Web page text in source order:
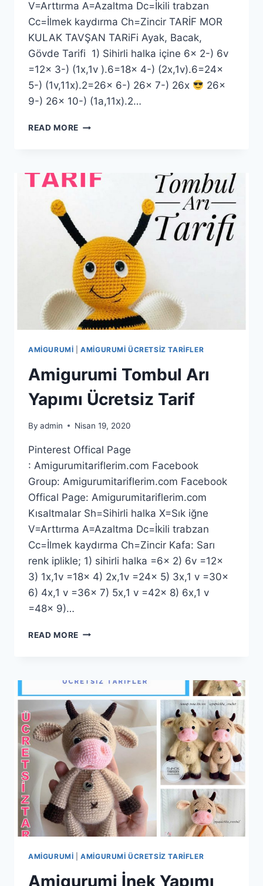
V=Arttırma A=Azaltma Dc=İkili trabzan
Cc=İlmek kaydırma Ch=Zincir TARİF MOR
KULAK TAVŞAN TARiFi Ayak, Bacak,
Gövde Tarifi 1) Sihirli halka içine 6x 2-) 6v
=12x 3-) (1x,1v ).6=18x 4-) (2x,1v).6=24x
5-) (1v,11x).2=26x 6-) 26x 7-) 26x
26x
9-) 26x 10-) (1a,11x).2…
READ MORE AMIGURUMI
YAPIMI
ÜCRETSIZ
AMIGURUMI |AMIGURUMI ÜCRETSIZ TARIFLER
Amigurumi Tombul Arı
Yapımı Ücretsiz Tarif
By admin Nisan 19, 2020
Pinterest Offical Page
: Amigurumitariflerim.com Facebook
Group: Amigurumitariflerim.com Facebook
Offical Page: Amigurumitariflerim.com
Kısaltmalar Sh=Sihirli halka X=Sık iğne
V=Arttırma A=Azaltma Dc=İkili trabzan
Cc=İlmek kaydırma Ch=Zincir Kafa: Sarı
renk iplikle; 1) sihirli halka =6x 2) 6v =12x
3) 1x,1v =18x 4) 2x,1v =24x 5) 3x,1 v =30x
6) 4x,1 v =36x 7) 5x,1 v =42x 8) 6x,1 v
=48x 9)…
READ MORE AMIGURUMI
ÜCRETSIZ
TARIF
AMIGURUMI |AMIGURUMI ÜCRETSIZ TARIFLER
Amigurumi İnek Yapımı